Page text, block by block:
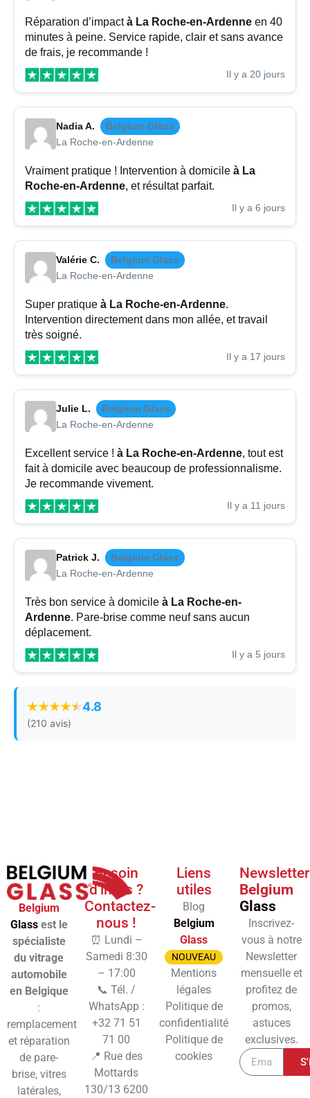
Réparation d’impactà La Roche-en-Ardenne en 40
minutes à peine. Service rapide, clair et sans avance
de frais, je recommande !
Il y a 20 jours
Nadia A.
Belgium Glass
La Roche-en-Ardenne
Vraiment pratique ! Intervention à domicile à La
Roche-en-Ardenne, et résultat parfait.
Il y a 6 jours
Valérie C.
Belgium Glass
La Roche-en-Ardenne
Super pratique à La Roche-en-Ardenne.
Intervention directement dans mon allée, et travail
très soigné.
Il y a 17 jours
Julie L.
Belgium Glass
La Roche-en-Ardenne
Excellent service ! à La Roche-en-Ardenne, tout est
fait à domicile avec beaucoup de professionnalisme.
Je recommande vivement.
Il y a 11 jours
Patrick J.
Belgium Glass
La Roche-en-Ardenne
Très bon service à domicile à La Roche-en-
Ardenne. Pare-brise comme neuf sans aucun
déplacement.
Il y a 5 jours
4.8
(210 avis)
Belgium
Glassest le
spécialiste
du vitrage
automobile
en Belgique
:
remplacement
et réparation
de pare-
brise, vitres
latérales,
Besoin
d'infos ?
Contactez-
nous !
⏰ Lundi –
Samedi 8:30
– 17:00
📞 Tél. /
WhatsApp :
+32 71 51
71 00
📍 Rue des
Mottards
130/13 6200
Liens
utiles
Blog
Belgium
Glass
NOUVEAU
Mentions
légales
Politique de
confidentialité
Politique de
cookies
Newsletter
Belgium
Glass
Inscrivez-
vous à notre
Newsletter
mensuelle et
profitez de
promos,
astuces
exclusives.